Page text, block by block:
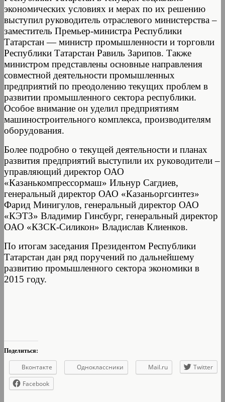
экономических условиях и мерах по их решению
выступил руководитель отраслевого министерства –
заместитель Премьер-министра Республики
Татарстан — министр промышленности и торговли
Республики Татарстан Равиль Зарипов. Также
министром представлены основные направления
совместной деятельности промышленных
предприятий по преодолению текущих проблем в
развитии промышленного сектора республики.
Особое внимание он уделил предприятиям
машиностроительного комплекса, производителям
оборудования.
Более подробно о текущей деятельности и планах
развития предприятий выступили их руководители –
управляющий директор ОАО
«Казанькомпрессормаш» Ильнур Сагдиев,
генеральный директор ОАО «Казаньоргсинтез»
Фарид Минигулов, генеральный директор ОАО
«КЭТЗ» Владимир Гинсбург, генеральный директор
ОАО «КЗСК-Силикон» Владислав Клиенков.
По итогам заседания Президентом Республики
Татарстан дан ряд поручений по дальнейшему
развитию промышленного сектора экономики в
2015 году.
Поделиться:
Вконтакте Одноклассники Mail.ru
Twitter
Facebook